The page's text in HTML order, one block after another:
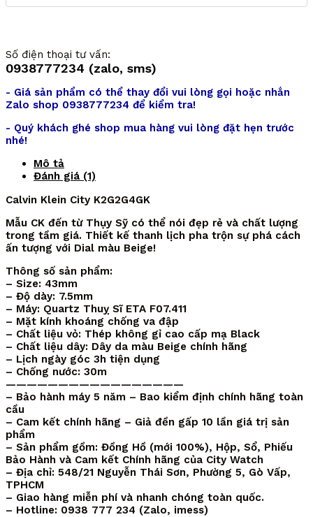
Số điện thoại tư vấn:
0938777234 (zalo, sms)
- Giá sản phẩm có thể thay đổi vui lòng gọi hoặc nhắn
Zalo shop 0938777234 để kiểm tra!
- Quý khách ghé shop mua hàng vui lòng đặt hẹn trước
nhé!
Mô tả
Đánh giá (1)
Calvin Klein City K2G2G4GK
Mẫu CK đến từ Thụy Sỹ có thể nói đẹp rẻ và chất lượng
trong tầm giá. Thiết kế thanh lịch pha trộn sự phá cách
ấn tượng với Dial màu Beige!
Thông số sản phẩm:
– Size: 43mm
– Độ dày: 7.5mm
– Máy: Quartz Thuỵ Sĩ ETA F07.411
– Mặt kính khoáng chống va đập
– Chất liệu vỏ: Thép không gỉ cao cấp mạ Black
– Chất liệu dây: Dây da màu Beige chính hãng
– Lịch ngày góc 3h tiện dụng
– Chống nước: 30m
—————————————————
– Bảo hành máy 5 năm – Bao kiểm định chính hãng toàn
cầu
– Cam kết chính hãng – Giả đền gấp 10 lần giá trị sản
phẩm
– Sản phẩm gồm: Đồng Hồ (mới 100%), Hộp, Sổ, Phiếu
Bảo Hành và Cam kết Chính hãng của City Watch
– Địa chỉ: 548/21 Nguyễn Thái Sơn, Phường 5, Gò Vấp,
TPHCM
– Giao hàng miễn phí và nhanh chóng toàn quốc.
– Hotline: 0938 777 234 (Zalo, imess)